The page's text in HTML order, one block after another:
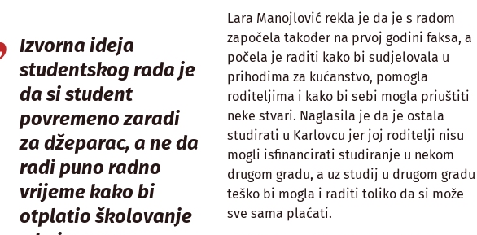
Izvorna ideja
studentskog rada je
da si student
povremeno zaradi
za džeparac, a ne da
radi puno radno
vrijeme kako bi
otplatio školovanje
Lara Manojlović rekla je da je s radom
započela također na prvoj godini faksa, a
počela je raditi kako bi sudjelovala u
prihodima za kućanstvo, pomogla
roditeljima i kako bi sebi mogla priuštiti
neke stvari. Naglasila je da je ostala
studirati u Karlovcu jer joj roditelji nisu
mogli isfinancirati studiranje u nekom
drugom gradu, a uz studij u drugom gradu
teško bi mogla i raditi toliko da si može
sve sama plaćati.